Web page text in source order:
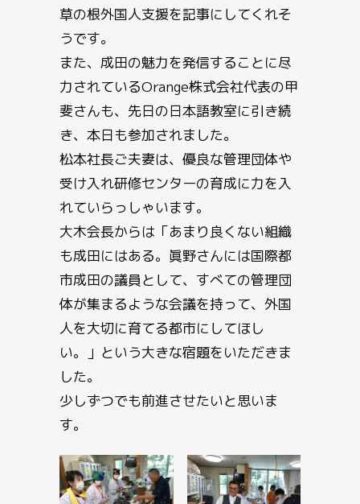
草の根外国人支援を記事にしてくれそ
うです。
また、成田の魅力を発信することに尽
力されているOrange株式会社代表の甲
斐さんも、先日の日本語教室に引き続
き、本日も参加されました。
松本社長ご夫妻は、優良な管理団体や
受け入れ研修センターの育成に力を入
れていらっしゃいます。
大木会長からは「あまり良くない組織
も成田にはある。眞野さんには国際都
市成田の議員として、すべての管理団
体が集まるような会議を持って、外国
人を大切に育てる都市にしてほし
い。」という大きな宿題をいただきま
した。
少しずつでも前進させたいと思いま
す。